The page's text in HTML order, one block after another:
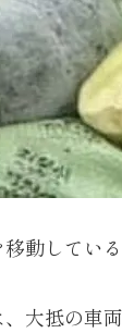
動してい
大抵の車